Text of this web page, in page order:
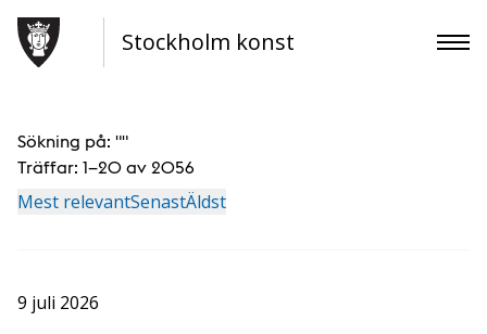
Stockholm konst
Sökning på: ""
Träffar: 1–20 av 2056
Mest relevantSenastÄldst
9 juli 2026